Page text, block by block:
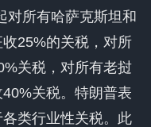
对所有哈萨克斯坦和
25%的关税，对所
关税，对所有老挝
关税。特朗普表
类行业性关税。此